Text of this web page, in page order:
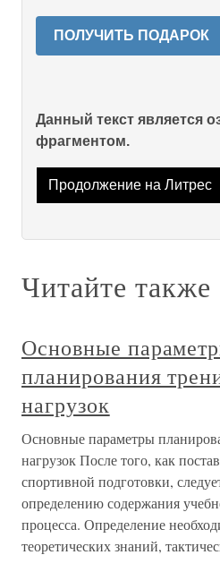
ПОЛУЧИТЬ ПОДАРОК
Данный текст является
фрагментом.
Продолжение на Литрес
Читайте также
Основные
планирования
нагрузок
Основные параметры
нагрузок После того, как
спортивной подготовки,
определению содержания
процесса. Определение
теоретических знаний,